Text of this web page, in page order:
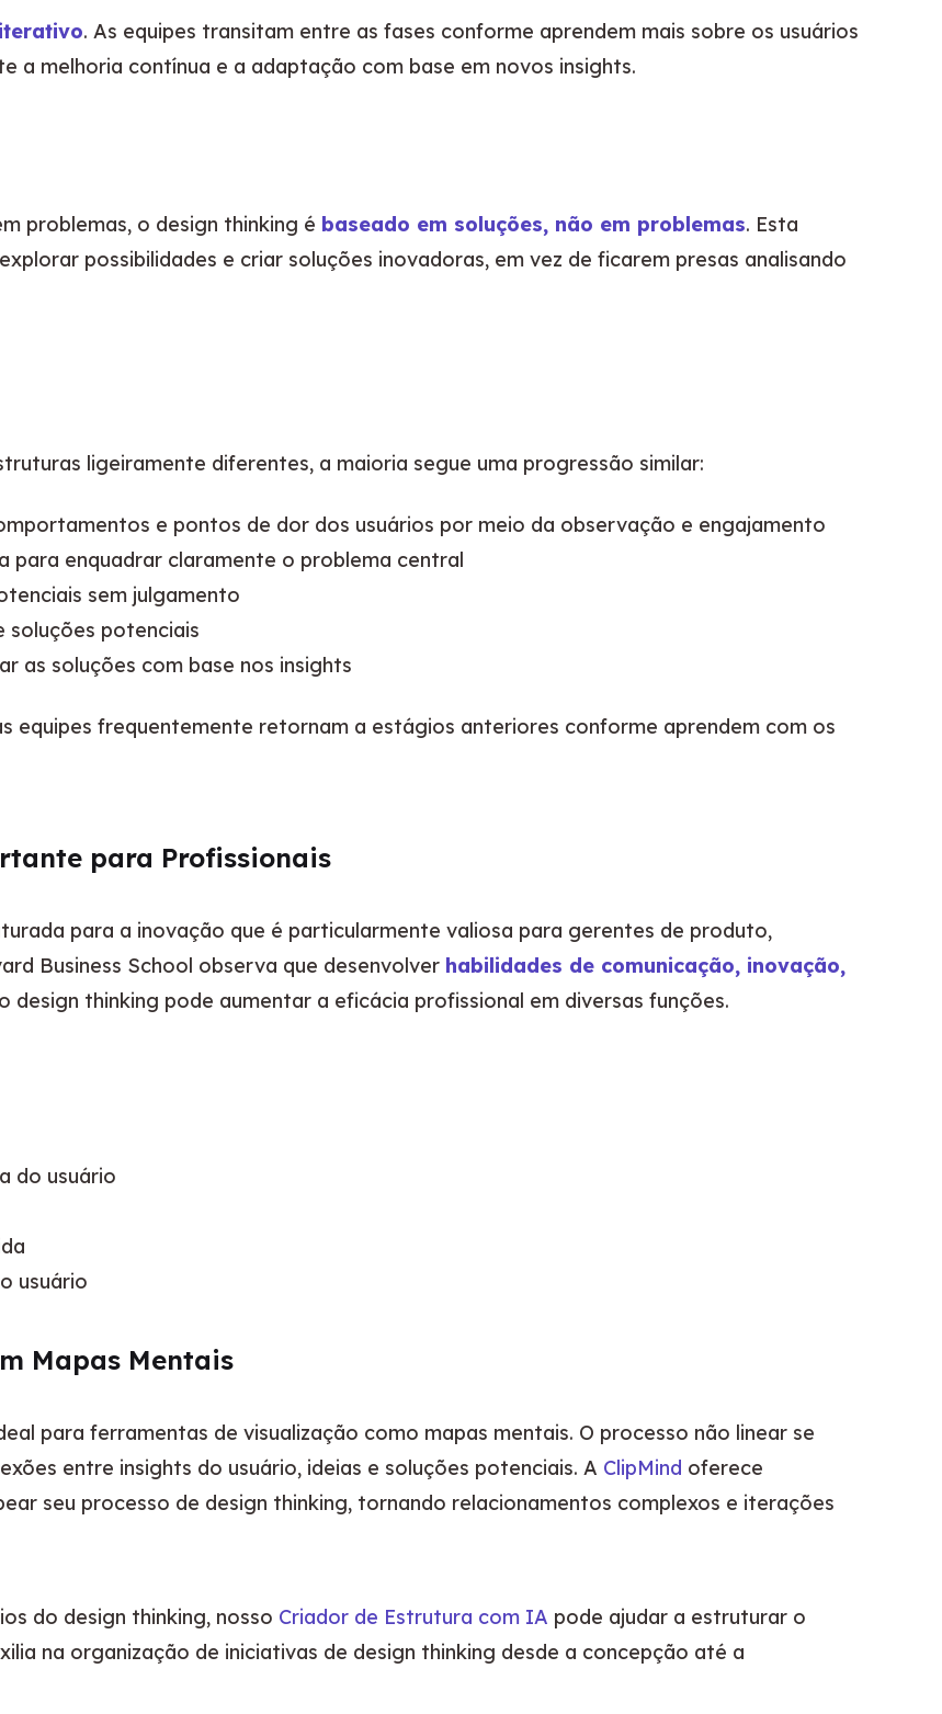
. As equipes transitam entre as fases conforme aprendem mais sobre os usuários
a melhoria contínua e a adaptação com base em novos insights.
problemas, o design thinking é baseado em soluções, não em problemas. Esta
possibilidades e criar soluções inovadoras, em vez de ficarem presas analisando
ligeiramente diferentes, a maioria segue uma progressão similar:
e pontos de dor dos usuários por meio da observação e engajamento
para enquadrar claramente o problema central
sem julgamento
soluções potenciais
as soluções com base nos insights
equipes frequentemente retornam a estágios anteriores conforme aprendem com os
para Profissionais
para a inovação que é particularmente valiosa para gerentes de produto,
Business School observa que desenvolver habilidades de comunicação, inovação,
design thinking pode aumentar a eficácia profissional em diversas funções.
do usuário
usuário
Mapas Mentais
para ferramentas de visualização como mapas mentais. O processo não linear se
entre insights do usuário, ideias e soluções potenciais. A ClipMind oferece
seu processo de design thinking, tornando relacionamentos complexos e iterações
do design thinking, nosso Criador de Estrutura com IA pode ajudar a estruturar o
na organização de iniciativas de design thinking desde a concepção até a